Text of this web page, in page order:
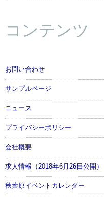
コンテンツ
お問い合わせ
サンプルページ
ニュース
プライバシーポリシー
会社概要
求人情報（2018年6月26日公開）
秋葉原イベントカレンダー